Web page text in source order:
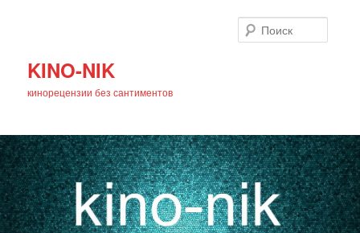
KINO-NIK
кинорецензии без сантиментов